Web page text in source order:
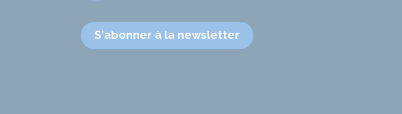
S'abonner à la newsletter